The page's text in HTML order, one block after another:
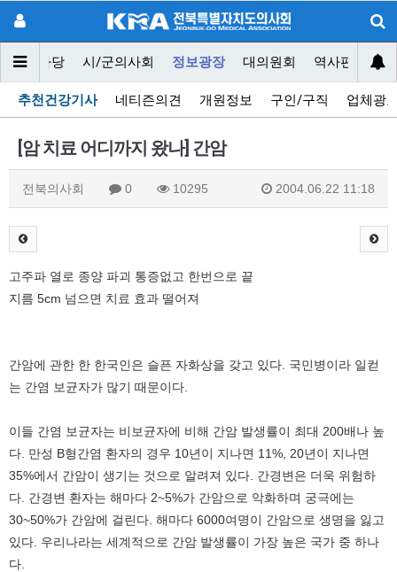
닥터마당 시/군의사회 정보광장 대의원회 역사편찬위원
추천건강기사 네티즌의견 개원정보 구인/구직 업체광
[암 치료 어디까지 왔나] 간암
전북의사회 0 10295 2004.06.22 11:18
고주파 열로 종양 파괴 통증없고 한번으로 끝
지름 5cm 넘으면 치료 효과 떨어져
간암에 관한 한 한국인은 슬픈 자화상을 갖고 있다. 국민병이라 일컫
는 간염 보균자가 많기 때문이다.
이들 간염 보균자는 비보균자에 비해 간암 발생률이 최대 200배나 높
다. 만성 B형간염 환자의 경우 10년이 지나면 11%, 20년이 지나면
35%에서 간암이 생기는 것으로 알려져 있다. 간경변은 더욱 위험하
다. 간경변 환자는 해마다 2~5%가 간암으로 악화하며 궁극에는
30~50%가 간암에 걸린다. 해마다 6000여명이 간암으로 생명을 잃고
있다. 우리나라는 세계적으로 간암 발생률이 가장 높은 국가 중 하나
다.